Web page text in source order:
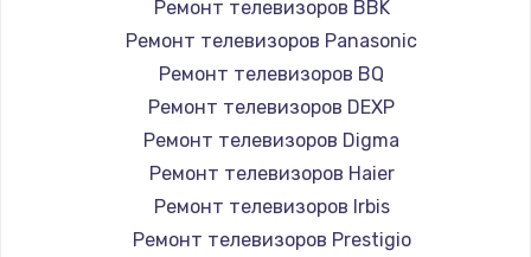
Заказать
Замена микросхемы NFC
1100 руб.
Заказать
Ремонт телевизоров BBK
Ремонт телевизоров Panasonic
Ремонт телевизоров BQ
Ремонт телевизоров DEXP
Ремонт телевизоров Digma
Ремонт телевизоров Haier
Ремонт телевизоров Irbis
Ремонт телевизоров Prestigio